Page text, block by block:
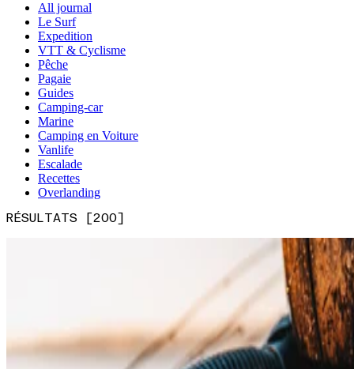
All journal
Le Surf
Expedition
VTT & Cyclisme
Pêche
Pagaie
Guides
Camping-car
Marine
Camping en Voiture
Vanlife
Escalade
Recettes
Overlanding
RÉSULTATS [200]